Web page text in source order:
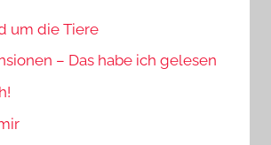
um die Tiere
– Das habe ich gelesen